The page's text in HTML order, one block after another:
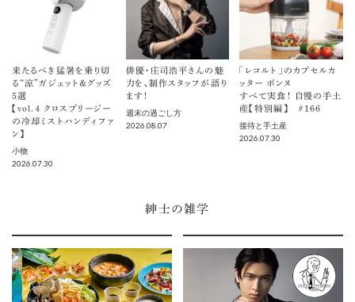
来たるべき猛暑を乗り切
る“涼”ガジェット＆グッズ
5選
【vol.４ クロスブリージー
の冷却ミストハンディファ
ン】
小物
2026.07.30
俳優・庄司浩平さんの魅
力を、制作スタッフが語り
ます！
週末の過ごし方
2026.08.07
「レコルト」のカプセルカ
ッター ボンヌ
すべて実食！ 自慢の手土
産【特別編】 ＃166
接待と手土産
2026.07.30
紳士の雑学